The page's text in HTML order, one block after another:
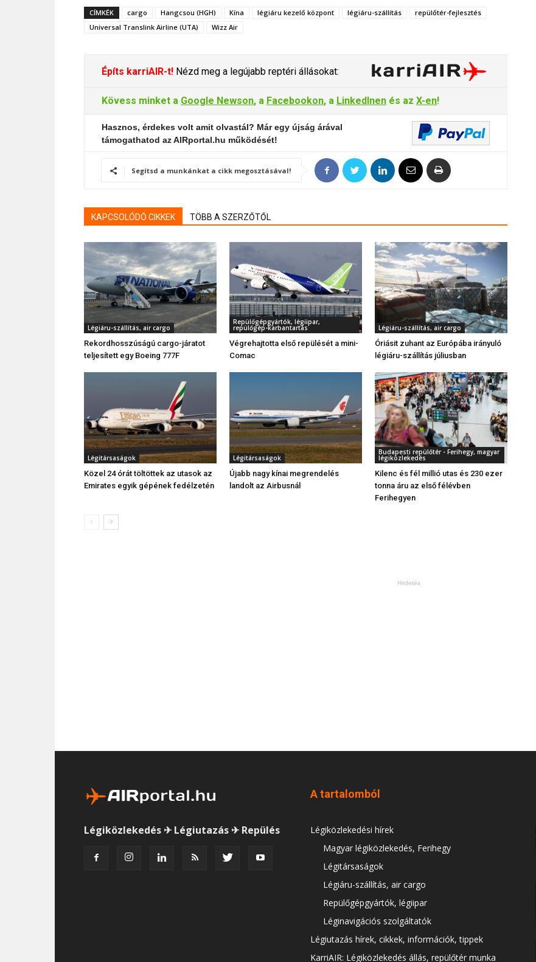
CÍMKÉK cargo Hangcsou (HGH) Kína légiáru kezelő központ légiáru-szállítás
repülőtér-fejlesztés
Universal Translink Airline (UTA)
Wizz Air
Építs karriAIR-t! Nézd meg a legújabb reptéri állásokat:
Kövess minket a Google Newson, a Facebookon, a LinkedInen és az X-en!
Hasznos, érdekes volt amit olvastál? Már egy újság árával
támogathatod az AIRportal.hu működését!
Segítsd a munkánkat a cikk megosztásával!
KAPCSOLÓDÓ CIKKEK TÖBB A SZERZŐTŐL
Légiáru-szállítás, air cargo
Rekordhosszúságú cargo-járatot
teljesített egy Boeing 777F
Repülőgépgyártók, légiipar,
repülőgép-karbantartás
Végrehajtotta első repülését a mini-
Comac
Légiáru-szállítás, air cargo
Óriásit zuhant az Európába irányuló
légiáru-szállítás júliusban
Légitársaságok
Közel 24 órát töltöttek az utasok az
Emirates egyik gépének fedélzetén
Légitársaságok
Újabb nagy kínai megrendelés
landolt az Airbusnál
Budapesti repülőtér - Ferihegy, magyar
légiközlekedés
Kilenc és fél millió utas és 230 ezer
tonna áru az első félévben
Ferihegyen
Hirdetés
Légiközlekedés ✈ Légiutazás ✈ Repülés
A tartalomból
Légiközlekedési hírek
Magyar légiközlekedés, Ferihegy
Légitársaságok
Légiáru-szállítás, air cargo
Repülőgépgyártók, légiipar
Léginavigációs szolgáltatók
Légiutazás hírek, cikkek, információk, tippek
KarriAIR: Légiközlekedés állás, repülőtér munka